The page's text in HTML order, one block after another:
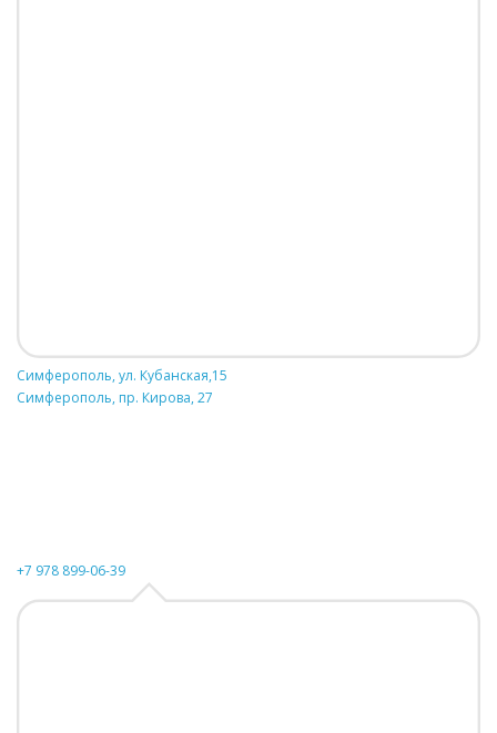
Симферополь, ул. Кубанская,15
Симферополь, пр. Кирова, 27
+7 978 899-06-39